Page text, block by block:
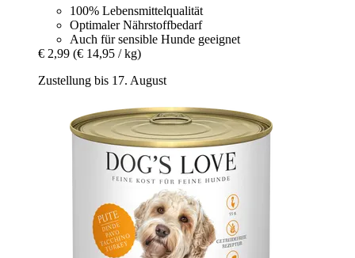
100% Lebensmittelqualität
Optimaler Nährstoffbedarf
Auch für sensible Hunde geeignet
€ 2,99 (€ 14,95 / kg)
Zustellung bis 17. August